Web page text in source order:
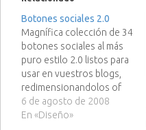
Botones sociales 2.0
Magnífica colección de 34
botones sociales al más
puro estilo 2.0 listos para
usar en vuestros blogs,
redimensionandolos of
course. Que lástima no
haberlos encontrado
6 de agosto de 2008
En «Diseño»